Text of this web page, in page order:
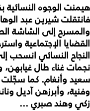
هيمنت الوجوه النسائية
فانتقلتشيرينعبد
والمسرحإلى الشاشة
القضايا الإجتماعية
النجاح النسائي انسحب
نجماتغناء طالغيابهن،
سعيد وأنغام. كما سجّلت
وفنية، وأبرزهنآديل
زكي وهندصبري ...